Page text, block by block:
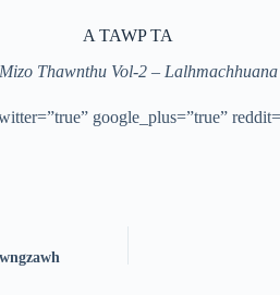
A TAWP TA
Mizo Thawnthu Vol-2 –
google_plus=”true”